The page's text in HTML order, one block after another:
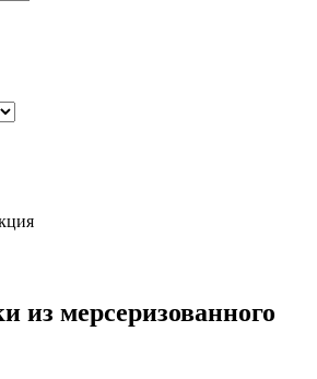
из мерсеризованного